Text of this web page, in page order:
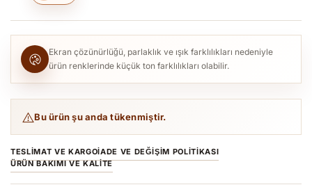
Ekran çözünürlüğü, parlaklık ve ışık farklılıkları nedeniyle
ürün renklerinde küçük ton farklılıkları olabilir.
Bu ürün şu anda tükenmiştir.
TESLIMAT VE KARGOİADE VE DEĞIŞIM POLITIKASI
ÜRÜN BAKIMI VE KALITE